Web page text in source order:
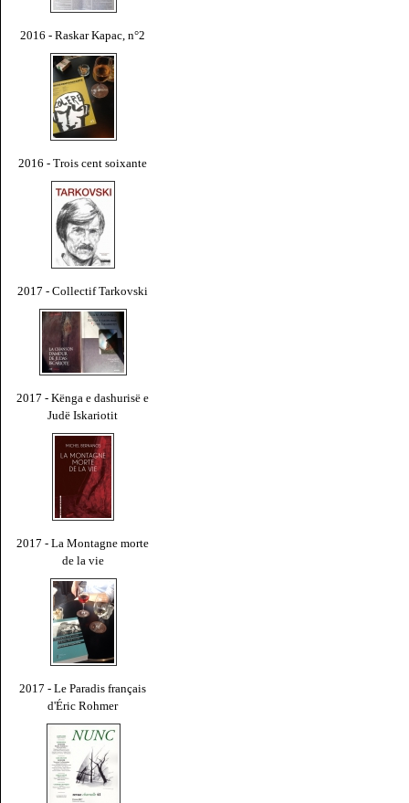
2016 - Raskar Kapac, n°2
2016 - Trois cent soixante
2017 - Collectif Tarkovski
2017 - Kënga e dashurisë e
Judë Iskariotit
2017 - La Montagne morte
de la vie
2017 - Le Paradis français
d'Éric Rohmer